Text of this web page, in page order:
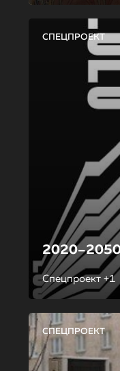
СПЕЦПРОЕКТ
Спецпроект +1
СПЕЦПРОЕКТ